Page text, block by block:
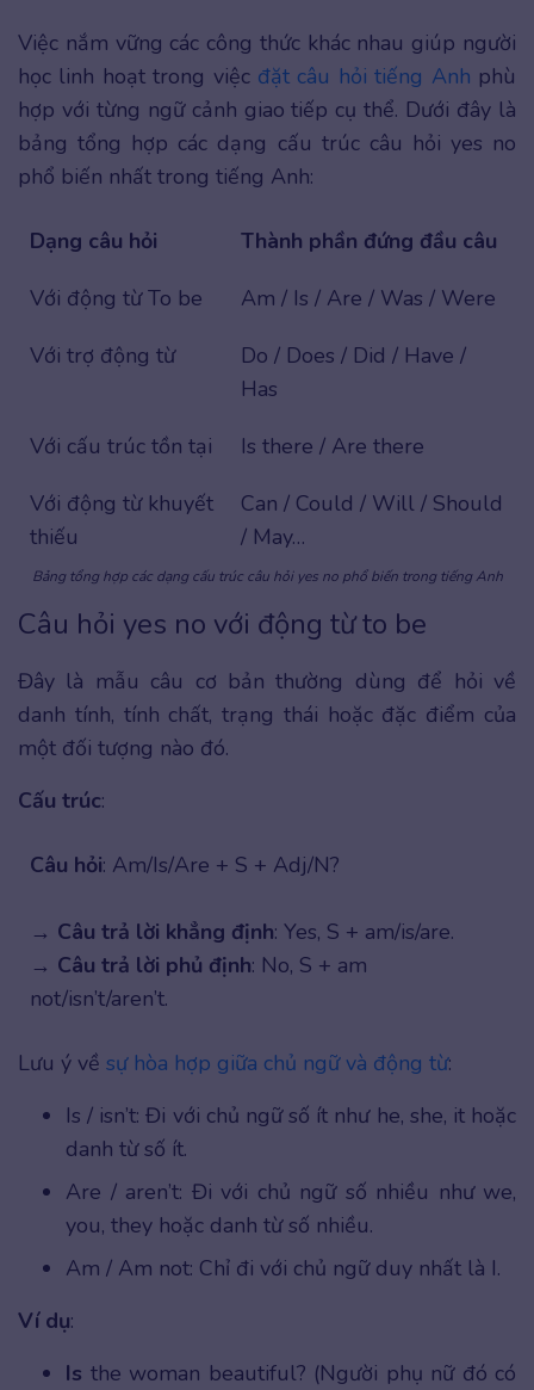
Việc nắm vững các công thức khác nhau giúp người
học linh hoạt trong việc đặt câu hỏi tiếng Anh phù
hợp với từng ngữ cảnh giao tiếp cụ thể. Dưới đây là
bảng tổng hợp các dạng cấu trúc câu hỏi yes no
phổ biến nhất trong tiếng Anh:
Dạng câu hỏi
Thành phần đứng đầu câu
Với động từ To be
Am / Is / Are / Was / Were
Với trợ động từ
Do / Does / Did / Have /
Has
Với cấu trúc tồn tại
Is there / Are there
Với động từ khuyết
thiếu
Can / Could / Will / Should
/ May…
Bảng tổng hợp các dạng cấu trúc câu hỏi yes no phổ biến trong tiếng Anh
Câu hỏi yes no với động từ to be
Đây là mẫu câu cơ bản thường dùng để hỏi về
danh tính, tính chất, trạng thái hoặc đặc điểm của
một đối tượng nào đó.
Cấu trúc:
Câu hỏi: Am/Is/Are + S + Adj/N?
→ Câu trả lời khẳng định: Yes, S + am/is/are.
→ Câu trả lời phủ định: No, S + am
not/isn’t/aren’t.
Lưu ý về sự hòa hợp giữa chủ ngữ và động từ:
Is / isn’t: Đi với chủ ngữ số ít như he, she, it hoặc
danh từ số ít.
Are / aren’t: Đi với chủ ngữ số nhiều như we,
you, they hoặc danh từ số nhiều.
Am / Am not: Chỉ đi với chủ ngữ duy nhất là I.
Ví dụ:
Is the woman beautiful? (Người phụ nữ đó có